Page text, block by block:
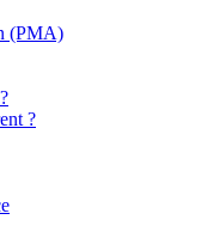
(PMA)
?